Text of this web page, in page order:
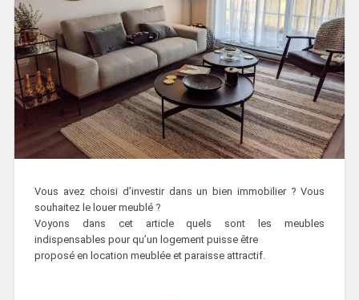
Vous avez choisi d’investir dans un bien immobilier ? Vous
souhaitez le louer meublé ?
Voyons dans cet article quels sont les meubles
indispensables pour qu’un logement puisse être
proposé en location meublée et paraisse attractif.